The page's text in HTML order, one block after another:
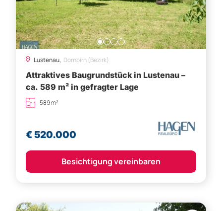
Lustenau, Dornbirn (Bezirk)
Attraktives Baugrundstück in Lustenau –
ca. 589 m² in gefragter Lage
589 m²
€ 520.000
Besichtigung vereinbaren